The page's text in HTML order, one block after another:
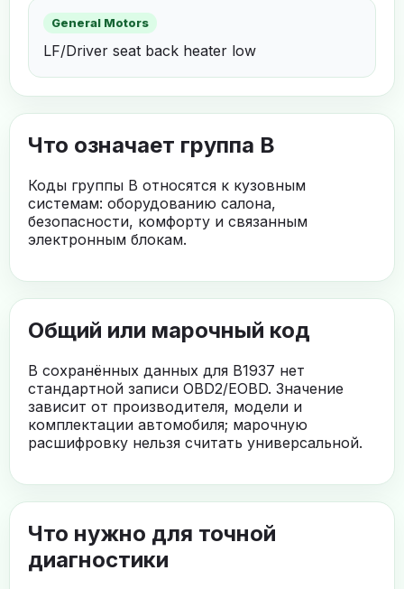
General Motors
LF/Driver seat back heater low
Что означает группа B
Коды группы B относятся к кузовным
системам: оборудованию салона,
безопасности, комфорту и связанным
электронным блокам.
Общий или марочный код
В сохранённых данных для B1937 нет
стандартной записи OBD2/EOBD. Значение
зависит от производителя, модели и
комплектации автомобиля; марочную
расшифровку нельзя считать универсальной.
Что нужно для точной
диагностики